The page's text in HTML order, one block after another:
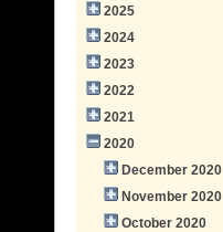
2025
2024
2023
2022
2021
2020
December 2020
November 2020
October 2020